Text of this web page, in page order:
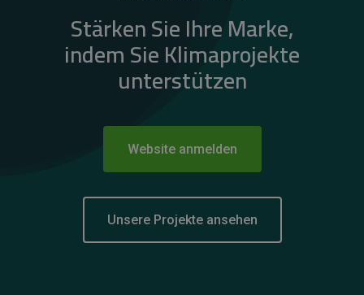
Stärken Sie Ihre Marke,
indem Sie Klimaprojekte
unterstützen
Website anmelden
Unsere Projekte ansehen